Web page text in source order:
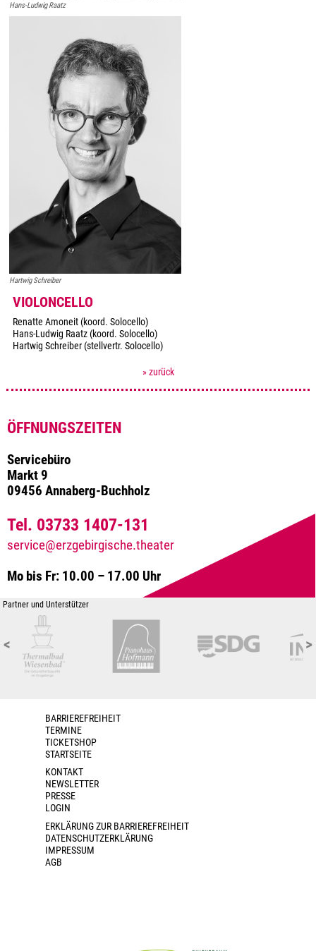
Hans-Ludwig Raatz
Hartwig Schreiber
VIOLONCELLO
Renatte Amoneit (koord. Solocello)
Hans-Ludwig Raatz (koord. Solocello)
Hartwig Schreiber (stellvertr. Solocello)
» zurück
ÖFFNUNGSZEITEN
Servicebüro
Markt 9
09456 Annaberg-Buchholz
Tel. 03733 1407-131
service@erzgebirgische.theater
Mo bis Fr: 10.00 – 17.00 Uhr
Partner und Unterstützer
< >
BARRIEREFREIHEIT
TERMINE
TICKETSHOP
STARTSEITE
KONTAKT
NEWSLETTER
PRESSE
LOGIN
ERKLÄRUNG ZUR BARRIEREFREIHEIT
DATENSCHUTZERKLÄRUNG
IMPRESSUM
AGB